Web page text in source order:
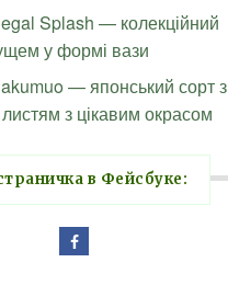
Splash — колекційний
у формі вази
— японський сорт з
з цікавим окрасом
в Фейсбуке: